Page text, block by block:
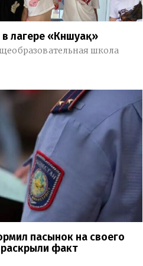
лагере «Күншуақ»
школа
пасынок на своего
факт